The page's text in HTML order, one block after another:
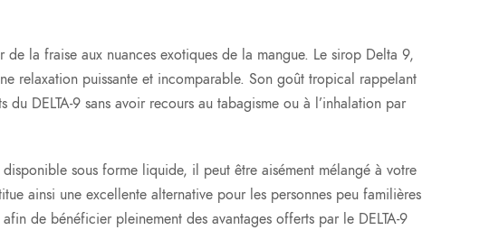
la fraise aux nuances exotiques de la mangue. Le sirop Delta 9,
relaxation puissante et incomparable. Son goût tropical rappelant
DELTA-9 sans avoir recours au tabagisme ou à l’inhalation par
sous forme liquide, il peut être aisément mélangé à votre
ainsi une excellente alternative pour les personnes peu familières
de bénéficier pleinement des avantages offerts par le DELTA-9